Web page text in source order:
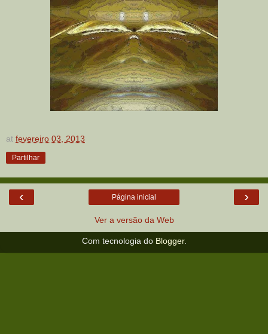
at fevereiro 03, 2013
Partilhar
‹ ›
Página inicial
Ver a versão da Web
Com tecnologia do Blogger.